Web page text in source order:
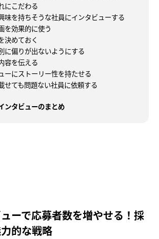
こだわる
を持ちそうな社員にインタビューする
効果的に使う
めておく
偏りが出ないようにする
を伝える
にストーリー性を持たせる
ても問題ない社員に依頼する
ンタビューのまとめ
ーで応募者数を増やせる！採
的な戦略